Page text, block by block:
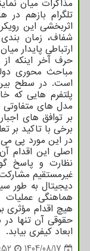
مذاکرات میان
تلگرام بازهم در
اثربخشی این
شفاف، زمان
ارتباطی پایدار
حرف آخر اینکه
مباحث محوری
است. در سطح بین
پلتفرم هایی که
مدل های متفاوتی
بر توافق های
برخی با تاکید
در این مورد پی
اصلی این اقدام
نظارت و پاسخ
غیرمستقیم
دیجیتال به طور
هماهنگی عملیات
هیچ اقدام مؤثری
حقوقی آن تنها
ابعاد کیفری بیابد.